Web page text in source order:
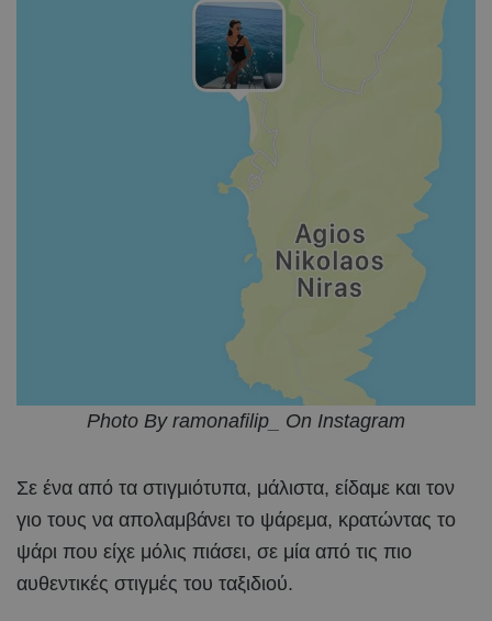
Photo By ramonafilip_ On Instagram
Σε ένα από τα στιγμιότυπα, μάλιστα, είδαμε και τον
γιο τους να απολαμβάνει το ψάρεμα, κρατώντας το
ψάρι που είχε μόλις πιάσει, σε μία από τις πιο
αυθεντικές στιγμές του ταξιδιού.